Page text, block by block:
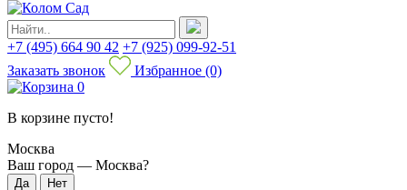
+7 (495) 664 90 42 +7 (925) 099-92-51
Заказать звонок
Избранное (0)
0
В корзине пусто!
Москва
Ваш город — Москва?